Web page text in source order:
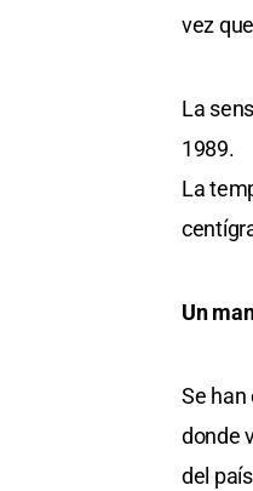
vez
La
1989.
La
Un
Se han
donde
del